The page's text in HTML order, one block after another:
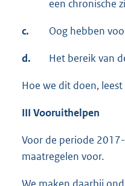
een chronische
c. Oog hebben
d. Het bereik van
Hoe we dit doen,
III Vooruithelpen
Voor de periode
maatregelen voor.